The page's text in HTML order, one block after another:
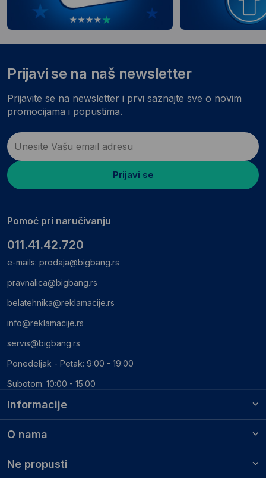
Informacije
O nama
Ne propusti
Prijavi se na naš newsletter
Prijavite se na newsletter i prvi saznajte sve o novim
promocijama i popustima.
Prijavi se
Pomoć pri naručivanju
011.41.42.720
e-mails: prodaja@bigbang.rs
pravnalica@bigbang.rs
belatehnika@reklamacije.rs
info@reklamacije.rs
servis@bigbang.rs
Ponedeljak - Petak: 9:00 - 19:00
Subotom: 10:00 - 15:00